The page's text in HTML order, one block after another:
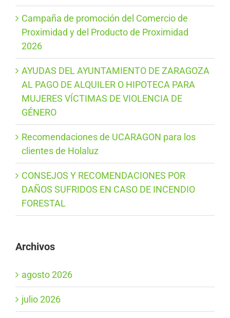
Campaña de promoción del Comercio de
Proximidad y del Producto de Proximidad
2026
AYUDAS DEL AYUNTAMIENTO DE ZARAGOZA
AL PAGO DE ALQUILER O HIPOTECA PARA
MUJERES VÍCTIMAS DE VIOLENCIA DE
GÉNERO
Recomendaciones de UCARAGON para los
clientes de Holaluz
CONSEJOS Y RECOMENDACIONES POR
DAÑOS SUFRIDOS EN CASO DE INCENDIO
FORESTAL
Archivos
agosto 2026
julio 2026